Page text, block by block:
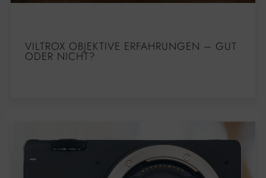
VILTROX OBJEKTIVE ERFAHRUNGEN – GUT
ODER NICHT?